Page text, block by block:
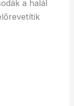
a halál